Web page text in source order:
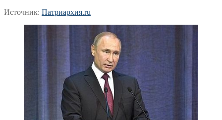
Источник: Патриархия.ru